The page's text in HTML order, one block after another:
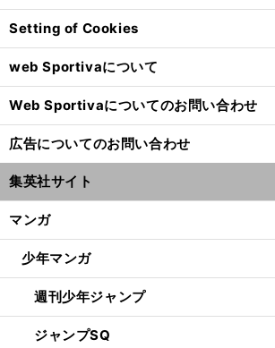
Setting of Cookies
web Sportivaについて
Web Sportivaについてのお問い合わせ
広告についてのお問い合わせ
集英社サイト
マンガ
少年マンガ
週刊少年ジャンプ
ジャンプSQ